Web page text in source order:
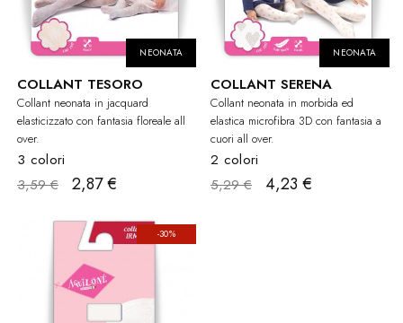
NEONATA
COLLANT TESORO
Collant neonata in jacquard
elasticizzato con fantasia floreale all
over.
3 colori
3,59 €
2,87 €
NEONATA
COLLANT SERENA
Collant neonata in morbida ed
elastica microfibra 3D con fantasia a
cuori all over.
2 colori
5,29 €
4,23 €
-30%